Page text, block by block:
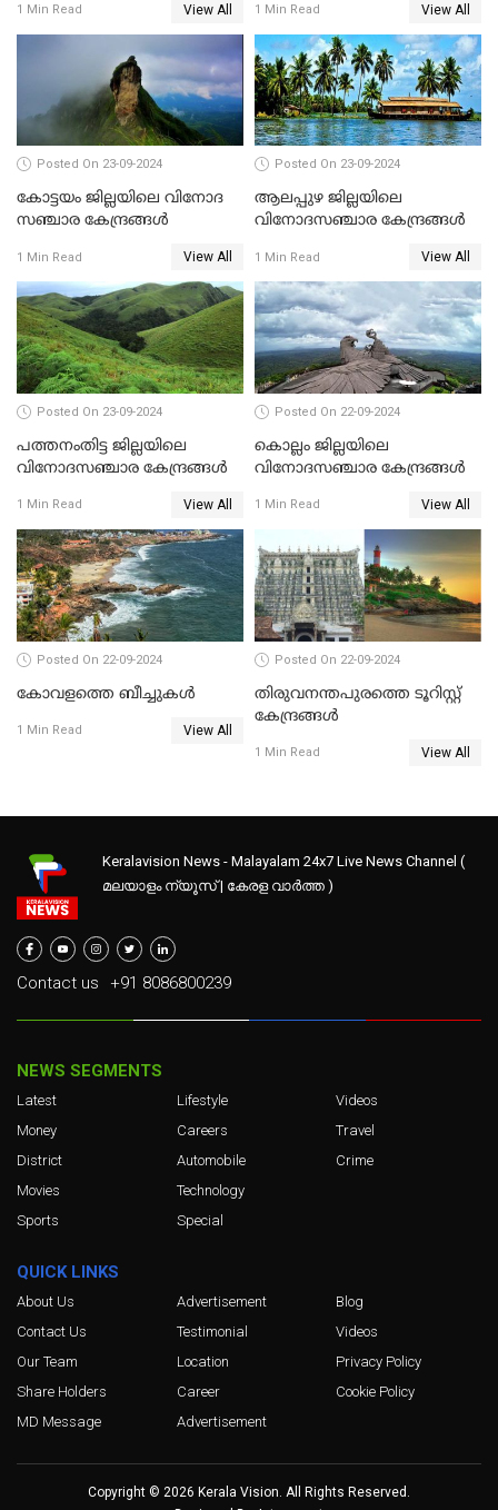
1 Min Read View All 1 Min Read View All
Posted On 23-09-2024
കോട്ടയം ജില്ലയിലെ വിനോദ
സഞ്ചാര കേന്ദ്രങ്ങൾ
1 Min Read View All
Posted On 23-09-2024
ആലപ്പുഴ ജില്ലയിലെ
വിനോദസഞ്ചാര കേന്ദ്രങ്ങൾ
1 Min Read View All
Posted On 23-09-2024
പത്തനംതിട്ട ജില്ലയിലെ
വിനോദസഞ്ചാര കേന്ദ്രങ്ങൾ
1 Min Read View All
Posted On 22-09-2024
കൊല്ലം ജില്ലയിലെ
വിനോദസഞ്ചാര കേന്ദ്രങ്ങൾ
1 Min Read View All
Posted On 22-09-2024
കോവളത്തെ ബീച്ചുകൾ
1 Min Read View All
Posted On 22-09-2024
തിരുവനന്തപുരത്തെ ടൂറിസ്റ്റ്
കേന്ദ്രങ്ങൾ
1 Min Read View All
Keralavision News - Malayalam 24x7 Live News Channel (
മലയാളം ന്യൂസ് | കേരള വാർത്ത )
Contact us +91 8086800239
NEWS SEGMENTS
Latest
Money
District
Movies
Sports
Lifestyle
Careers
Automobile
Technology
Special
Videos
Travel
Crime
QUICK LINKS
About Us
Contact Us
Our Team
Share Holders
MD Message
Advertisement
Testimonial
Location
Career
Advertisement
Blog
Videos
Privacy Policy
Cookie Policy
Copyright © 2026 Kerala Vision. All Rights Reserved.